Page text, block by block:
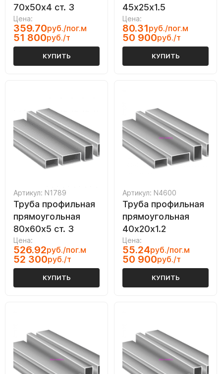
70х50х4 ст. 3
Цена:
359.70руб./пог.м
51 800руб./т
КУПИТЬ
45х25х1.5
Цена:
80.31руб./пог.м
50 900руб./т
КУПИТЬ
Артикул: N1789
Труба профильная
прямоугольная
80х60х5 ст. 3
Цена:
526.92руб./пог.м
52 300руб./т
КУПИТЬ
Артикул: N4600
Труба профильная
прямоугольная
40х20х1.2
Цена:
55.24руб./пог.м
50 900руб./т
КУПИТЬ